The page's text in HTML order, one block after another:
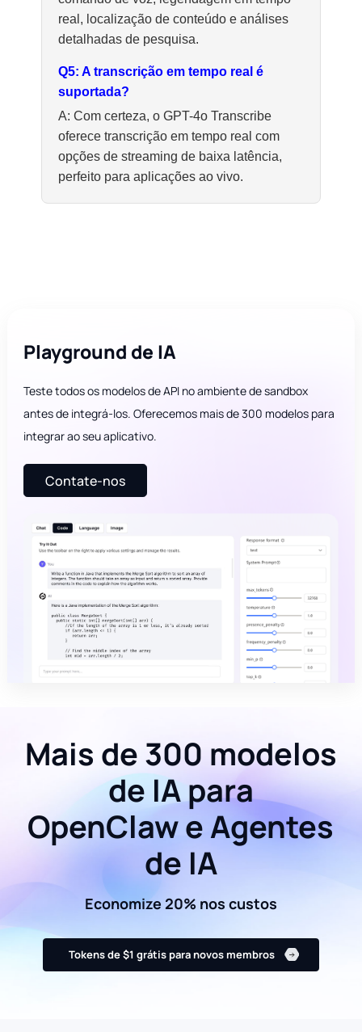
real, localização de conteúdo e análises
detalhadas de pesquisa.
Q5: A transcrição em tempo real é
suportada?
A: Com certeza, o GPT-4o Transcribe
oferece transcrição em tempo real com
opções de streaming de baixa latência,
perfeito para aplicações ao vivo.
Playground de IA
Teste todos os modelos de API no ambiente de sandbox
antes de integrá-los. Oferecemos mais de 300 modelos para
integrar ao seu aplicativo.
Contate-nos
Mais de 300 modelos
de IA para
OpenClaw e Agentes
de IA
Economize 20% nos custos
Tokens de $1 grátis para novos membros